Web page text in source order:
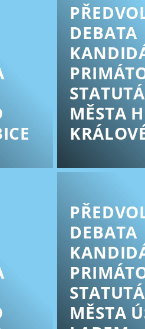
DEBATA
MĚSTA
DEBATA
MĚSTA